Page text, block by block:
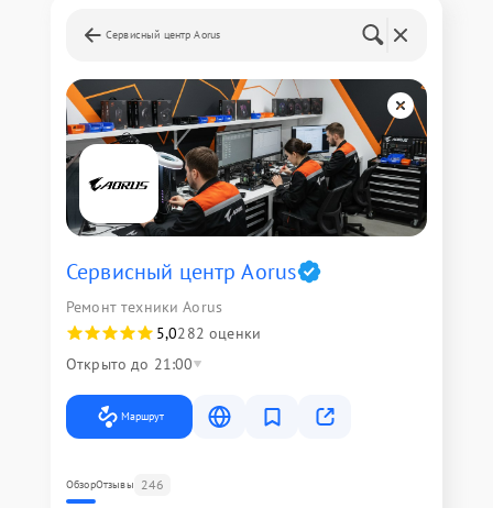
Сервисный центр Aorus
Сервисный центр Aorus
Ремонт техники Aorus
5,0282 оценки
Открыто до 21:00
Маршрут
ОбзорОтзывы 246